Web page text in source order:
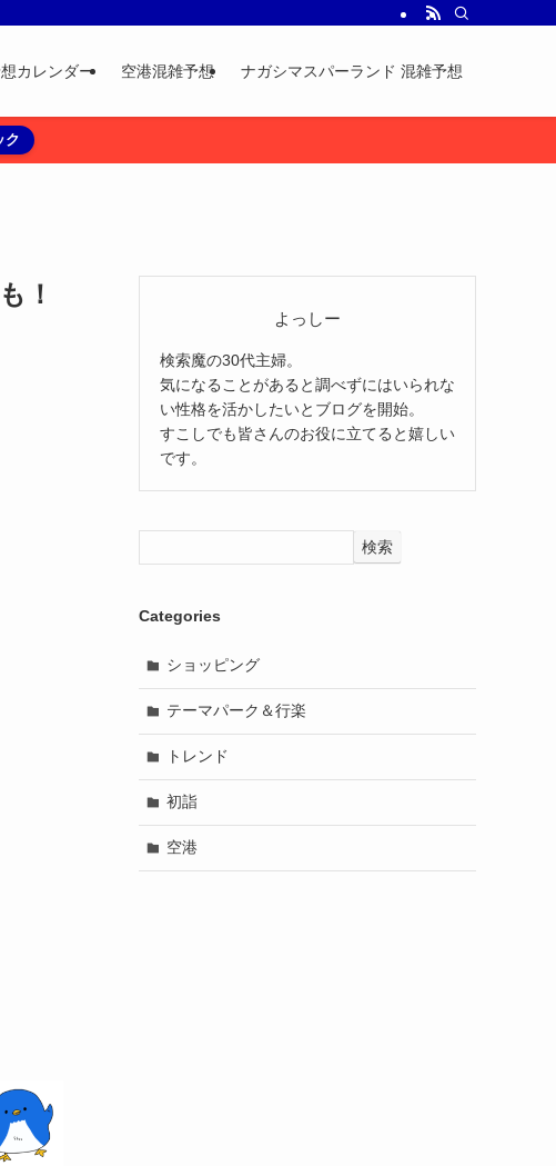
カレンダー 空港混雑予想 ナガシマスパーランド 混雑予想
ク
！
よっしー
検索魔の30代主婦。
気になることがあると調べずにはいられな
い性格を活かしたいとブログを開始。
すこしでも皆さんのお役に立てると嬉しい
です。
検索
Categories
ショッピング
テーマパーク＆行楽
トレンド
初詣
空港